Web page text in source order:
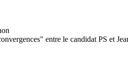
entre le candidat PS et